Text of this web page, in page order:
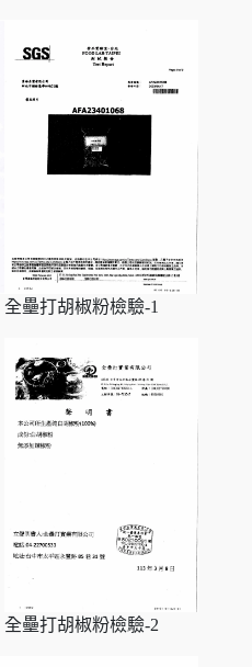
全壘打胡椒粉檢驗-1
全壘打胡椒粉檢驗-2